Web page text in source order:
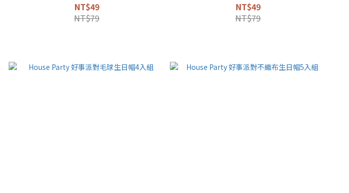
NT$49
NT$79
NT$49
NT$79